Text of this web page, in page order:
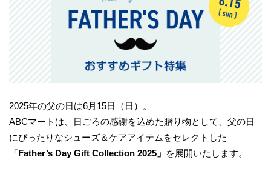
2025年の父の日は6月15日（日）。
ABCマートは、日ごろの感謝を込めた贈り物として、父の日
にぴったりなシューズ＆ケアアイテムをセレクトした
「Father’s Day Gift Collection 2025」 を展開いたします。